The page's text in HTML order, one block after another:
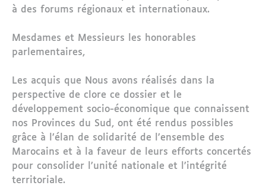
à des forums régionaux et internationaux.
Mesdames et Messieurs les honorables
parlementaires,
Les acquis que Nous avons réalisés dans la
perspective de clore ce dossier et le
développement socio-économique que connaissent
nos Provinces du Sud, ont été rendus possibles
grâce à l’élan de solidarité de l’ensemble des
Marocains et à la faveur de leurs efforts concertés
pour consolider l’unité nationale et l’intégrité
territoriale.